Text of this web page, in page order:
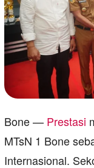
Bone — Prestasi
MTsN 1 Bone
Internasional.